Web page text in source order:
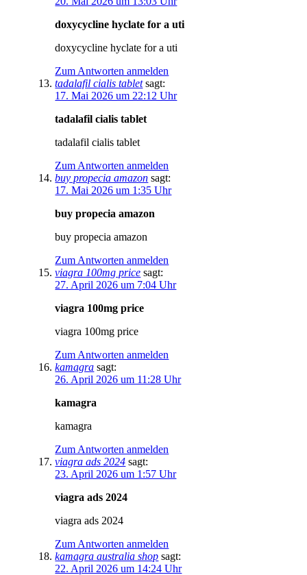
doxycycline hyclate for a uti
doxycycline hyclate for a uti
Zum Antworten anmelden
tadalafil cialis tablet sagt:
17. Mai 2026 um 22:12 Uhr
tadalafil cialis tablet
tadalafil cialis tablet
Zum Antworten anmelden
buy propecia amazon sagt:
17. Mai 2026 um 1:35 Uhr
buy propecia amazon
buy propecia amazon
Zum Antworten anmelden
viagra 100mg price sagt:
27. April 2026 um 7:04 Uhr
viagra 100mg price
viagra 100mg price
Zum Antworten anmelden
kamagra sagt:
26. April 2026 um 11:28 Uhr
kamagra
kamagra
Zum Antworten anmelden
viagra ads 2024 sagt:
23. April 2026 um 1:57 Uhr
viagra ads 2024
viagra ads 2024
Zum Antworten anmelden
kamagra australia shop sagt:
22. April 2026 um 14:24 Uhr